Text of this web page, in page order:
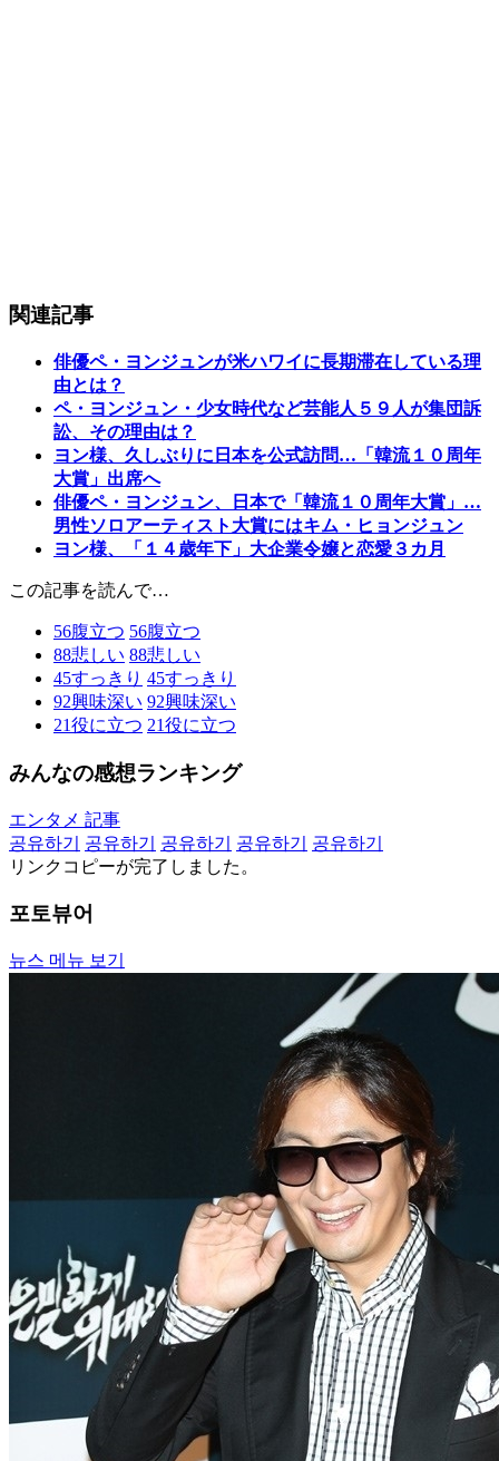
関連記事
俳優ペ・ヨンジュンが米ハワイに長期滞在している理
由とは？
ペ・ヨンジュン・少女時代など芸能人５９人が集団訴
訟、その理由は？
ヨン様、久しぶりに日本を公式訪問…「韓流１０周年
大賞」出席へ
俳優ペ・ヨンジュン、日本で「韓流１０周年大賞」…
男性ソロアーティスト大賞にはキム・ヒョンジュン
ヨン様、「１４歳年下」大企業令嬢と恋愛３カ月
この記事を読んで…
56腹立つ 56腹立つ
88悲しい 88悲しい
45すっきり 45すっきり
92興味深い 92興味深い
21役に立つ 21役に立つ
みんなの感想ランキング
エンタメ 記事
공유하기
공유하기 공유하기 공유하기
공유하기
リンクコピーが完了しました。
포토뷰어
뉴스 메뉴 보기